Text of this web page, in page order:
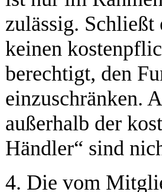
zulässig. Schließt
keinen
berechtigt, den
einzuschränken.
außerhalb der
Händler“ sind
4. Die vom